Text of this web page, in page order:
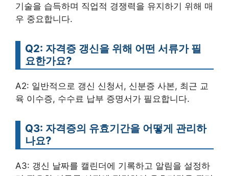
기술을 습득하며 직업적 경쟁력을 유지하기 위해 매
우 중요합니다.
Q2: 자격증 갱신을 위해 어떤 서류가 필
요한가요?
A2: 일반적으로 갱신 신청서, 신분증 사본, 최근 교
육 이수증, 수수료 납부 증명서가 필요합니다.
Q3: 자격증의 유효기간을 어떻게 관리하
나요?
A3: 갱신 날짜를 캘린더에 기록하고 알림을 설정하